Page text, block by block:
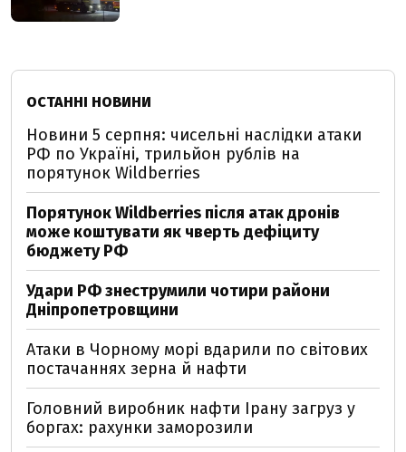
ОСТАННІ НОВИНИ
Новини 5 серпня: чисельні наслідки атаки
РФ по Україні, трильйон рублів на
порятунок Wildberries
Порятунок Wildberries після атак дронів
може коштувати як чверть дефіциту
бюджету РФ
Удари РФ знеструмили чотири райони
Дніпропетровщини
Атаки в Чорному морі вдарили по світових
постачаннях зерна й нафти
Головний виробник нафти Ірану загруз у
боргах: рахунки заморозили